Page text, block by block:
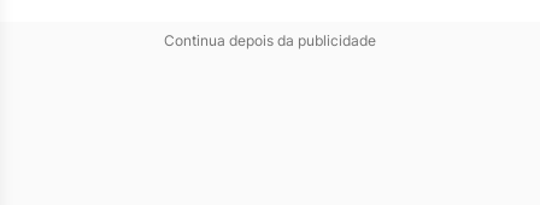
Continua depois da publicidade